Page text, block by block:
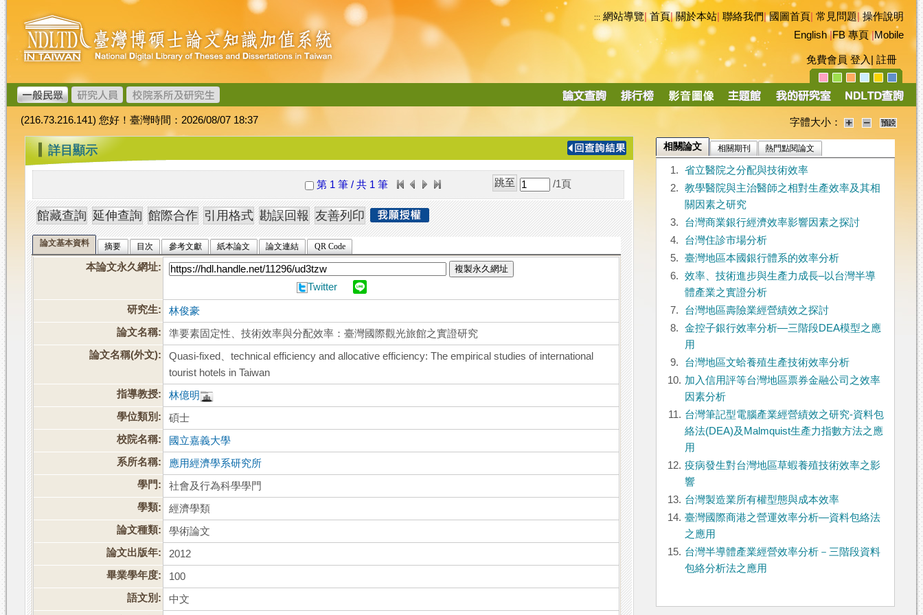
跳
到
主
要
內
容
臺
灣
博
碩
士
論
文
加
值
系
統
::: 網站導覽|首頁|關於本站 聯絡我們|國圖首頁 常見問題|操作說明
English|FB 專頁|Mobile
免費會員 登入 註冊
導
(216.73.216.141) 您好！臺灣時間：2026/08/07 18:37 字體大小：
::: 詳目顯示
第 1 筆 / 共 1 筆 /1 頁
論文基本資料 摘要 目次 參考文獻 紙本論文 論文連結 QR Code
本論文永久網址: 複製永久網址
Twitter
研究生:
林俊豪
論文名稱:
準要素固定性、技術效率與分配效率：臺灣國際觀光旅館之實證研究
論文名稱(外文):
Quasi-fixed、technical efficiency and allocative efficiency: The empirical studies of international
tourist hotels in Taiwan
指導教授:
林億明
學位類別:
碩士
校院名稱:
國立嘉義大學
系所名稱:
應用經濟學系研究所
學門:
社會及行為科學學門
學類:
經濟學類
論文種類:
學術論文
論文出版年:
2012
畢業學年度:
100
語文別:
中文
相關論文 相關期刊 熱門點閱論文
1.
省立醫院之分配與技術效率
2.
教學醫院與主治醫師之相對生產效率及其相
關因素之研究
3.
台灣商業銀行經濟效率影響因素之探討
4.
台灣住診市場分析
5.
臺灣地區本國銀行體系的效率分析
6.
效率、技術進步與生產力成長–以台灣半導
體產業之實證分析
7.
台灣地區壽險業經營績效之探討
8.
金控子銀行效率分析—三階段DEA模型之應
用
9.
台灣地區文蛤養殖生產技術效率分析
10. 加入信用評等台灣地區票券金融公司之效率
因素分析
11. 台灣筆記型電腦產業經營績效之研究-資料包
絡法(DEA)及Malmquist生產力指數方法之應
用
12. 疫病發生對台灣地區草蝦養殖技術效率之影
響
13. 台灣製造業所有權型態與成本效率
14. 臺灣國際商港之營運效率分析—資料包絡法
之應用
15. 台灣半導體產業經營效率分析－三階段資料
包絡分析法之應用